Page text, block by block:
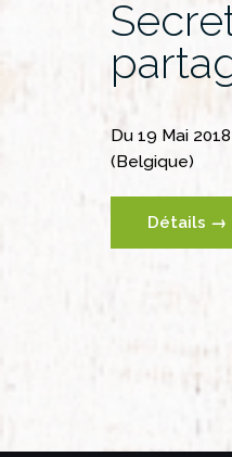
Du 19 Mai
(Belgique)
Détails →